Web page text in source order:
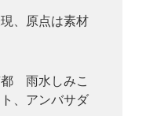
、原点は素材
都 雨水しみこ
、アンバサダ